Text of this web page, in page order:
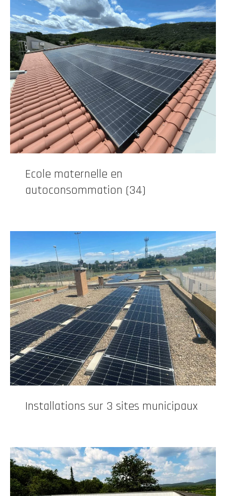
Ecole maternelle en
autoconsommation (34)
Installations sur 3 sites municipaux